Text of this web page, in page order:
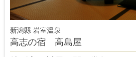
新潟縣 岩室溫泉
高志の宿 高島屋